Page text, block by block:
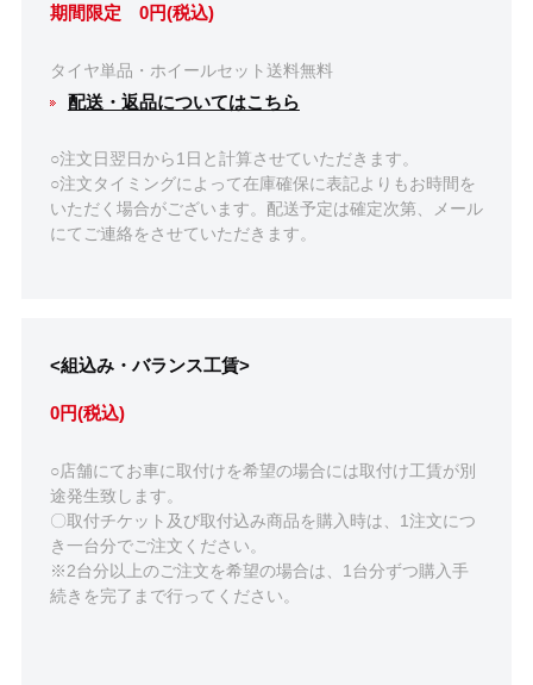
期間限定 0円(税込)
タイヤ単品・ホイールセット送料無料
配送・返品についてはこちら
○注文日翌日から1日と計算させていただきます。
○注文タイミングによって在庫確保に表記よりもお時間を
いただく場合がございます。配送予定は確定次第、メール
にてご連絡をさせていただきます。
<組込み・バランス工賃>
0円(税込)
○店舗にてお車に取付けを希望の場合には取付け工賃が別
途発生致します。
〇取付チケット及び取付込み商品を購入時は、1注文につ
き一台分でご注文ください。
※2台分以上のご注文を希望の場合は、1台分ずつ購入手
続きを完了まで行ってください。